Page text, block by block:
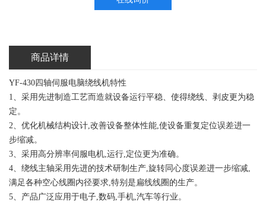
商品详情
YF-430四轴伺服电脑绕线机特性
1、采用先进制造工艺而造就设备运行平稳、使得绕线、剥皮更为稳
定。
2、优化机械结构设计,改善设备整体性能,使设备重复定位误差进一
步缩减。
3、采用高分辨率伺服电机,运行,定位更为准确。
4、绕线主轴采用先进的技术研制生产,旋转同心度误差进一步缩减,
满足各种空心线圈内径要求,特别是扁线线圈的生产。
5、产品广泛应用于电子,数码,手机,汽车等行业。